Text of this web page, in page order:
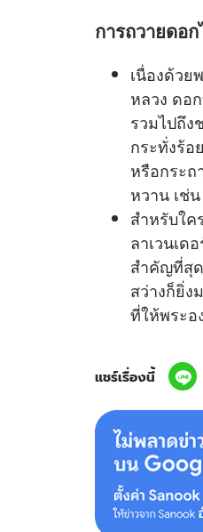
การถวายดอ
เนื่องด้ว
หลวง​ ดอ
รวมไปถึง
กระทั่งร้อ
หรือกระถ
หวาน​ เช่
สำหรับใ
ลาเวนเด
สำคัญที่สุ
สว่างก็ยิ่ง
ที่ให้พระอ
แชร์เรื่องนี้